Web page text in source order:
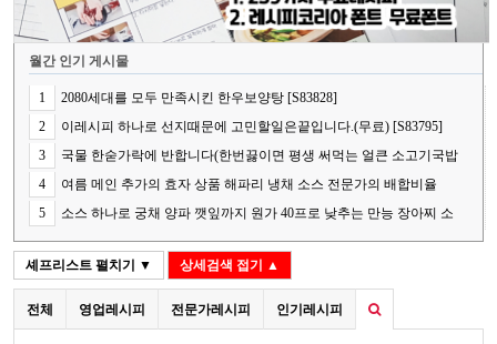
월간 인기 게시물
1
2080세대를 모두 만족시킨 한우보양탕 [S83828]
2
이레시피 하나로 선지때문에 고민할일은끝입니다.(무료) [S83795]
3
국물 한숟가락에 반합니다(한번끓이면 평생 써먹는 얼큰 소고기국밥
의 핵심 비법) [S83848]
4
여름 메인 추가의 효자 상품 해파리 냉채 소스 전문가의 배합비율
[S83787]
5
소스 하나로 궁채 양파 깻잎까지 원가 40프로 낮추는 만능 장아찌 소
스[S83841]
셰프리스트 펼치기 ▼ 상세검색 접기 ▲
전체 영업레시피 전문가레시피 인기레시피